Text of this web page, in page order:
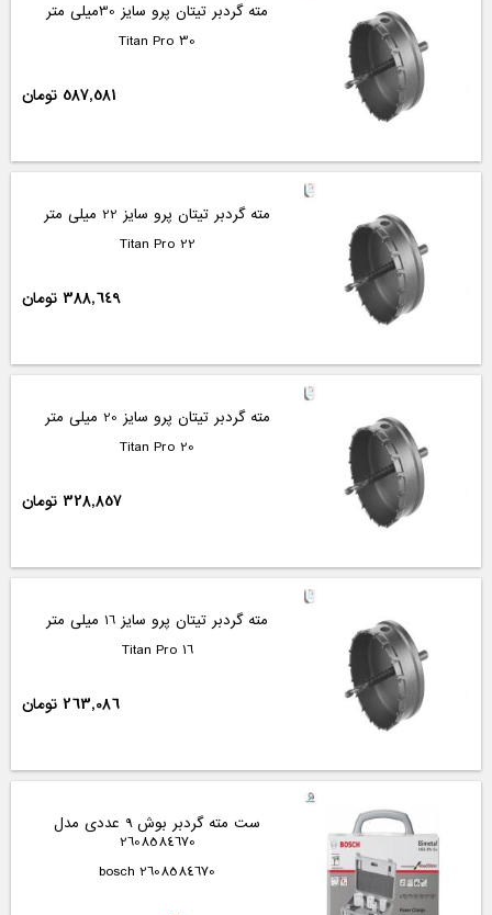
مته گردبر تیتان پرو سایز 30میلی متر
Titan Pro 30
587,581 تومان
مته گردبر تیتان پرو سایز 22 میلی متر
Titan Pro 22
388,649 تومان
مته گردبر تیتان پرو سایز 20 میلی متر
Titan Pro 20
328,857 تومان
مته گردبر تیتان پرو سایز 16 میلی متر
Titan Pro 16
263,086 تومان
ست مته گردبر بوش 9 عددی مدل
2608584670
2608584670 bosch